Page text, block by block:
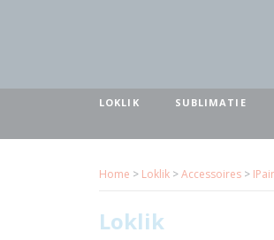
LOKLIK SUBLIMATIE
Home > Loklik >Accessoires >
Loklik